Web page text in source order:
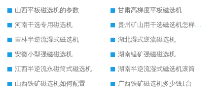
山西平板磁选机的参数
甘肃高梯度平板磁选机
河南干选专用磁选机
贵州矿山用干选磁选机怎样调磁
吉林半逆流湿式磁选机
湖北湿式逆流磁选机
安徽小型强磁磁选机
湖南锰矿强磁磁选机
江西半逆流永磁筒式磁选机
湖南半逆流湿式磁选机滚筒
山西铁矿磁选机如何配置
广西铁矿磁选机多少钱1台